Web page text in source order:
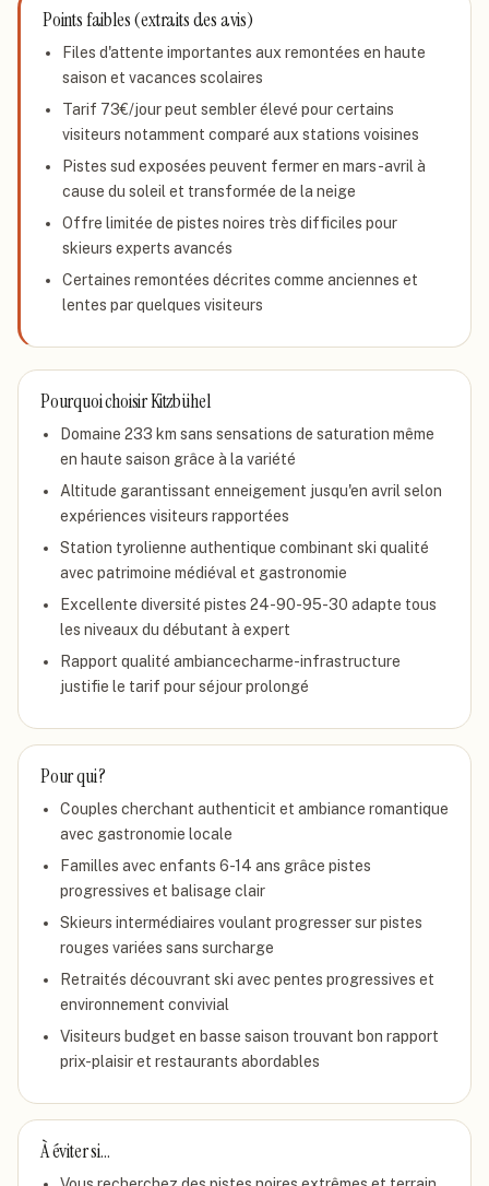
Points faibles (extraits des avis)
Files d'attente importantes aux remontées en haute
saison et vacances scolaires
Tarif 73€/jour peut sembler élevé pour certains
visiteurs notamment comparé aux stations voisines
Pistes sud exposées peuvent fermer en mars-avril à
cause du soleil et transformée de la neige
Offre limitée de pistes noires très difficiles pour
skieurs experts avancés
Certaines remontées décrites comme anciennes et
lentes par quelques visiteurs
Pourquoi choisirKitzbühel
Domaine 233 km sans sensations de saturation même
en haute saison grâce à la variété
Altitude garantissant enneigement jusqu'en avril selon
expériences visiteurs rapportées
Station tyrolienne authentique combinant ski qualité
avec patrimoine médiéval et gastronomie
Excellente diversité pistes 24-90-95-30 adapte tous
les niveaux du débutant à expert
Rapport qualité ambiancecharme-infrastructure
justifie le tarif pour séjour prolongé
Pour qui ?
Couples cherchant authenticit et ambiance romantique
avec gastronomie locale
Familles avec enfants 6-14 ans grâce pistes
progressives et balisage clair
Skieurs intermédiaires voulant progresser sur pistes
rouges variées sans surcharge
Retraités découvrant ski avec pentes progressives et
environnement convivial
Visiteurs budget en basse saison trouvant bon rapport
prix-plaisir et restaurants abordables
À éviter si…